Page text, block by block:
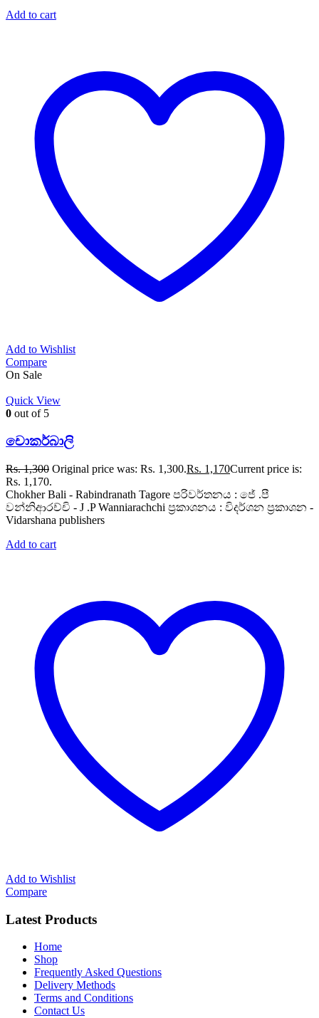
Add to cart
Add to Wishlist
Compare
On Sale
Quick View
0 out of 5
චොකර්බාලි
Rs.1,300 Original price was: Rs. 1,300.Rs. 1,170Current price is:
Rs. 1,170.
Chokher Bali - Rabindranath Tagore පරිවර්තනය : ජේ .පී
වන්නිආරච්චි - J .P Wanniarachchi ප්‍රකාශනය : විදර්ශන ප්‍රකාශන -
Vidarshana publishers
Add to cart
Add to Wishlist
Compare
Latest Products
Home
Shop
Frequently Asked Questions
Delivery Methods
Terms and Conditions
Contact Us